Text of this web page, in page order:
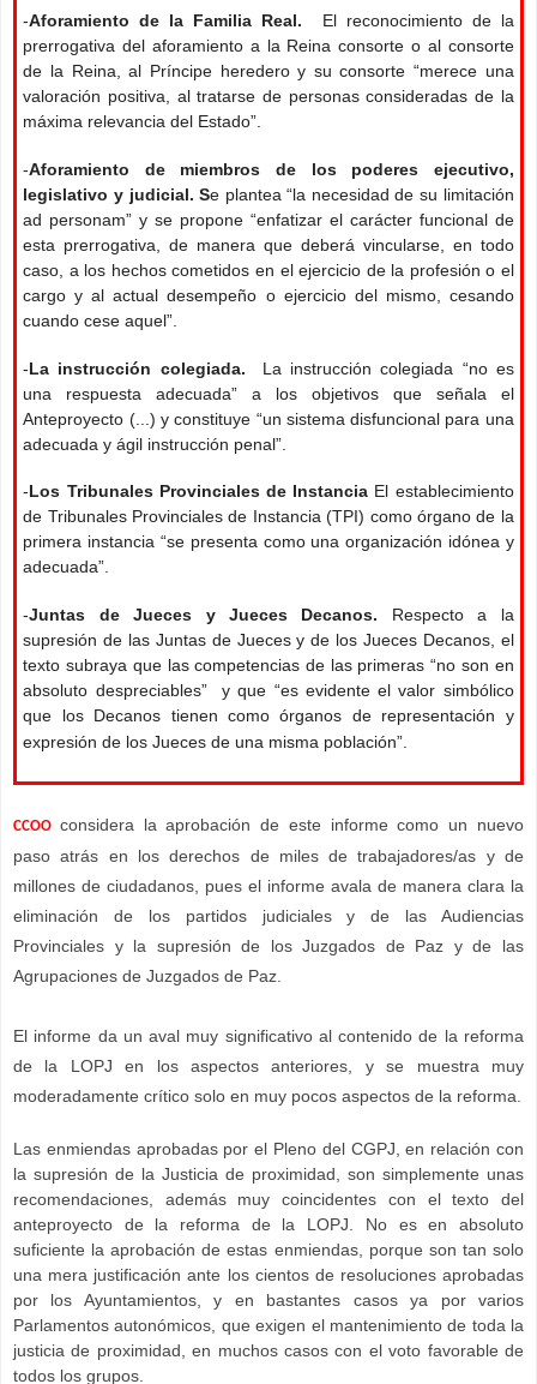
-Aforamiento de la Familia Real. El reconocimiento de la
prerrogativa del aforamiento a la Reina consorte o al consorte
de la Reina, al Príncipe heredero y su consorte “merece una
valoración positiva, al tratarse de personas consideradas de la
máxima relevancia del Estado”.
-Aforamiento de miembros de los poderes ejecutivo,
legislativo y judicial. Se plantea “la necesidad de su limitación
ad personam” y se propone “enfatizar el carácter funcional de
esta prerrogativa, de manera que deberá vincularse, en todo
caso, a los hechos cometidos en el ejercicio de la profesión o el
cargo y al actual desempeño o ejercicio del mismo, cesando
cuando cese aquel”.
-La instrucción colegiada. La instrucción colegiada “no es
una respuesta adecuada” a los objetivos que señala el
Anteproyecto (...) y constituye “un sistema disfuncional para una
adecuada y ágil instrucción penal”.
-Los Tribunales Provinciales de Instancia El establecimiento
de Tribunales Provinciales de Instancia (TPI) como órgano de la
primera instancia “se presenta como una organización idónea y
adecuada”.
-Juntas de Jueces y Jueces Decanos. Respecto a la
supresión de las Juntas de Jueces y de los Jueces Decanos, el
texto subraya que las competencias de las primeras “no son en
absoluto despreciables” y que “es evidente el valor simbólico
que los Decanos tienen como órganos de representación y
expresión de los Jueces de una misma población”.
CCOO considera la aprobación de este informe como un nuevo
paso atrás en los derechos de miles de trabajadores/as y de
millones de ciudadanos, pues el informe avala de manera clara la
eliminación de los partidos judiciales y de las Audiencias
Provinciales y la supresión de los Juzgados de Paz y de las
Agrupaciones de Juzgados de Paz.
El informe da un aval muy significativo al contenido de la reforma
de la LOPJ en los aspectos anteriores, y se muestra muy
moderadamente crítico solo en muy pocos aspectos de la reforma.
Las enmiendas aprobadas por el Pleno del CGPJ, en relación con
la supresión de la Justicia de proximidad, son simplemente unas
recomendaciones, además muy coincidentes con el texto del
anteproyecto de la reforma de la LOPJ. No es en absoluto
suficiente la aprobación de estas enmiendas, porque son tan solo
una mera justificación ante los cientos de resoluciones aprobadas
por los Ayuntamientos, y en bastantes casos ya por varios
Parlamentos autonómicos, que exigen el mantenimiento de toda la
justicia de proximidad, en muchos casos con el voto favorable de
todos los grupos.